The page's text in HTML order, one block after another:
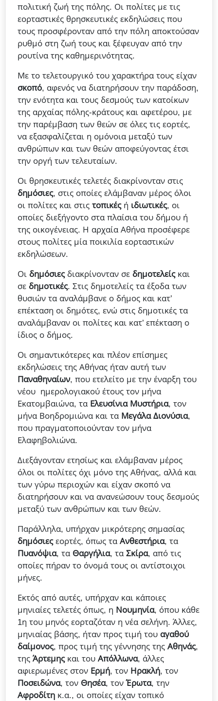
πολιτική ζωή της πόλης. Οι πολίτες με τις
εορταστικές θρησκευτικές εκδηλώσεις που
τους προσφέρονταν από την πόλη αποκτούσαν
ρυθμό στη ζωή τους και ξέφευγαν από την
ρουτίνα της καθημερινότητας.
Με το τελετουργικό του χαρακτήρα τους είχαν
σκοπό, αφενός να διατηρήσουν την παράδοση,
την ενότητα και τους δεσμούς των κατοίκων
της αρχαίας πόλης-κράτους και αφετέρου, με
την παρέμβαση των θεών σε όλες τις εορτές,
να εξασφαλίζεται η ομόνοια μεταξύ των
ανθρώπων και των θεών αποφεύγοντας έτσι
την οργή των τελευταίων.
Οι θρησκευτικές τελετές διακρίνονταν στις
δημόσιες, στις οποίες ελάμβαναν μέρος όλοι
οι πολίτες και στις τοπικές ή ιδιωτικές, οι
οποίες διεξήγοντο στα πλαίσια του δήμου ή
της οικογένειας. Η αρχαία Αθήνα προσέφερε
στους πολίτες μία ποικιλία εορταστικών
εκδηλώσεων.
Οι δημόσιες διακρίνονταν σε δημοτελείς και
σε δημοτικές. Στις δημοτελείς τα έξοδα των
θυσιών τα αναλάμβανε ο δήμος και κατ’
επέκταση οι δημότες, ενώ στις δημοτικές τα
αναλάμβαναν οι πολίτες και κατ’ επέκταση ο
ίδιος ο δήμος.
Οι σημαντικότερες και πλέον επίσημες
εκδηλώσεις της Αθήνας ήταν αυτή των
Παναθηναίων, που ετελείτο με την έναρξη του
νέου ημερολογιακού έτους τον μήνα
Εκατομβαιώνα, τα Ελευσίνια Μυστήρια, τον
μήνα Βοηδρομιώνα και τα Μεγάλα Διονύσια,
που πραγματοποιούνταν τον μήνα
Ελαφηβολιώνα.
Διεξάγονταν ετησίως και ελάμβαναν μέρος
όλοι οι πολίτες όχι μόνο της Αθήνας, αλλά και
των γύρω περιοχών και είχαν σκοπό να
διατηρήσουν και να ανανεώσουν τους δεσμούς
μεταξύ των ανθρώπων και των θεών.
Παράλληλα, υπήρχαν μικρότερης σημασίας
δημόσιες εορτές, όπως τα Ανθεστήρια, τα
Πυανόψια, τα Θαργήλια, τα Σκίρα, από τις
οποίες πήραν το όνομά τους οι αντίστοιχοι
μήνες.
Εκτός από αυτές, υπήρχαν και κάποιες
μηνιαίες τελετές όπως, η Νουμηνία, όπου κάθε
1η του μηνός εορταζόταν η νέα σελήνη. Άλλες,
μηνιαίας βάσης, ήταν προς τιμή του αγαθού
δαίμονος, προς τιμή της γέννησης της Αθηνάς,
της Άρτεμης και του Απόλλωνα, άλλες
αφιερωμένες στον Ερμή, τον Ηρακλή, τον
Ποσειδώνα, τον Θησέα, τονΈρωτα, την
Αφροδίτη κ.α., οι οποίες είχαν τοπικό